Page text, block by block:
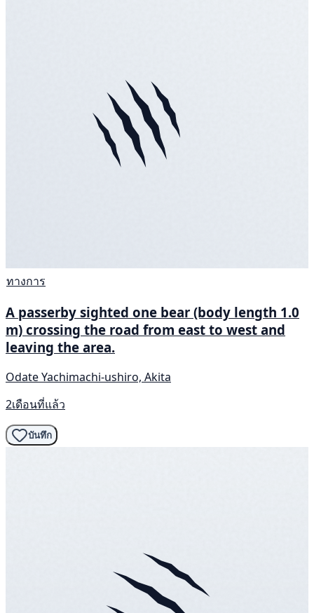
ทางการ
A passerby sighted one bear (body length 1.0
m) crossing the road from east to west and
leaving the area.
Odate Yachimachi-ushiro, Akita
2เดือนที่แล้ว
บันทึก